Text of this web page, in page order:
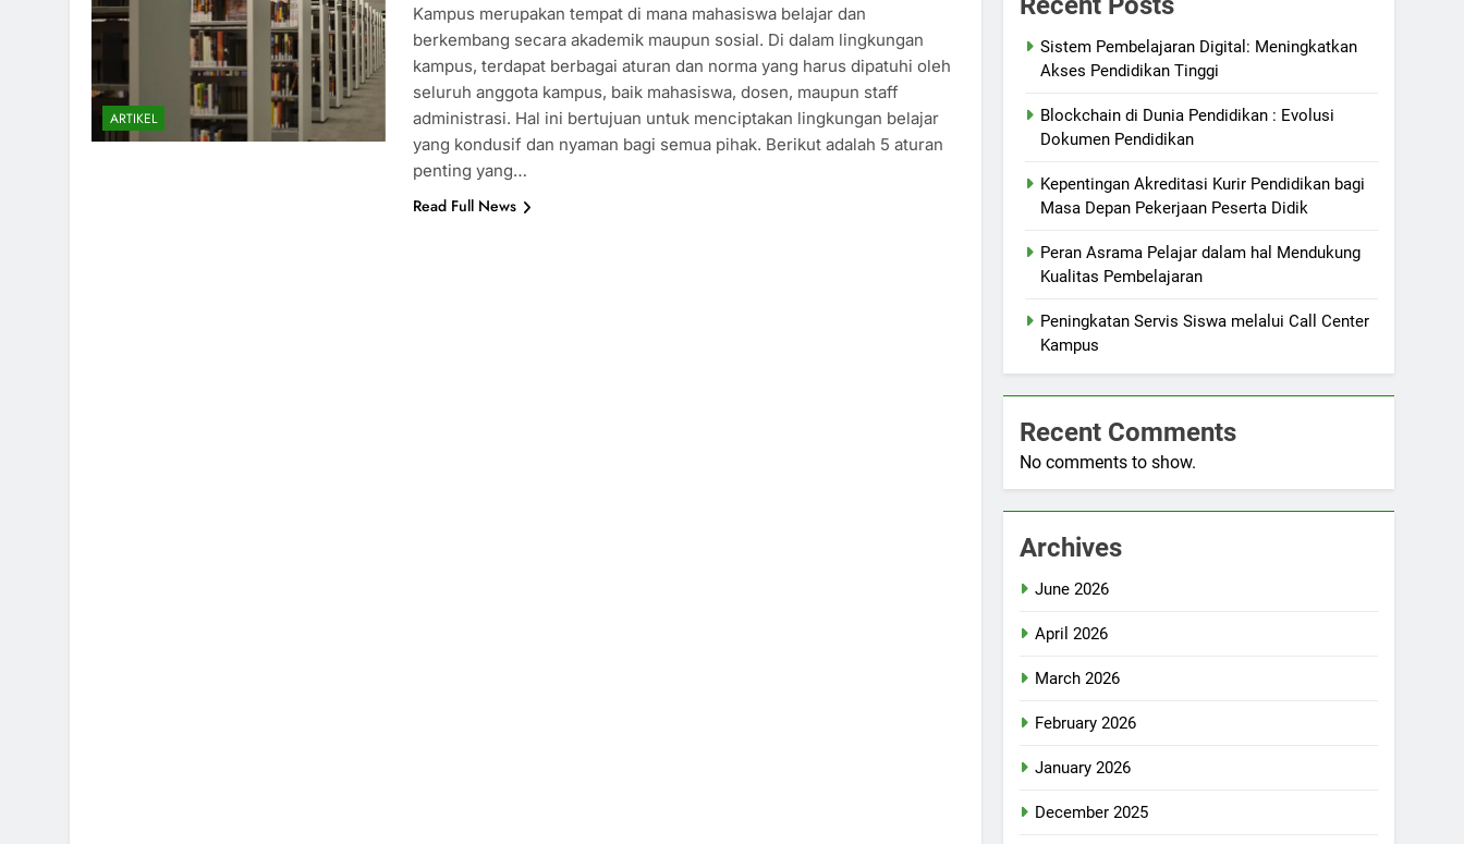
ARTIKEL
Kampus merupakan tempat di mana mahasiswa belajar dan
berkembang secara akademik maupun sosial. Di dalam lingkungan
kampus, terdapat berbagai aturan dan norma yang harus dipatuhi oleh
seluruh anggota kampus, baik mahasiswa, dosen, maupun staff
administrasi. Hal ini bertujuan untuk menciptakan lingkungan belajar
yang kondusif dan nyaman bagi semua pihak. Berikut adalah 5 aturan
penting yang…
Read Full News
Sistem Pembelajaran Digital: Meningkatkan
Akses Pendidikan Tinggi
Blockchain di Dunia Pendidikan : Evolusi
Dokumen Pendidikan
Kepentingan Akreditasi Kurir Pendidikan bagi
Masa Depan Pekerjaan Peserta Didik
Peran Asrama Pelajar dalam hal Mendukung
Kualitas Pembelajaran
Peningkatan Servis Siswa melalui Call Center
Kampus
Recent Comments
No comments to show.
Archives
June 2026
April 2026
March 2026
February 2026
January 2026
December 2025